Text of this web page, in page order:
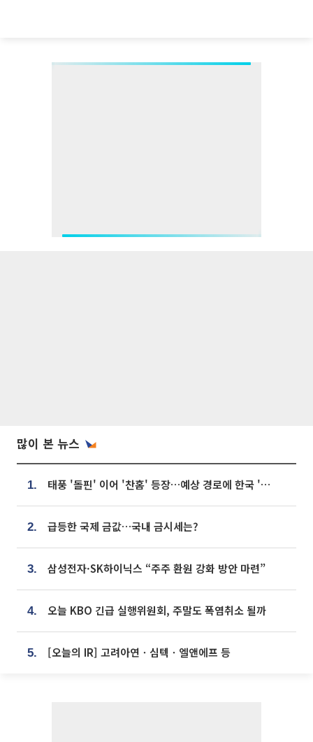
많이 본 뉴스
1. 태풍 '돌핀' 이어 '찬홈' 등장…예상 경로에 한국 '한숨'
2. 급등한 국제 금값…국내 금시세는?
3. 삼성전자·SK하이닉스 “주주 환원 강화 방안 마련”
4. 오늘 KBO 긴급 실행위원회, 주말도 폭염취소 될까
5. [오늘의 IR] 고려아연ㆍ심텍ㆍ엘앤에프 등